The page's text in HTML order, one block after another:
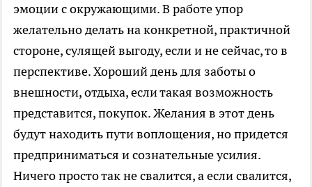
эмоции с окружающими. В работе упор
желательно делать на конкретной, практичной
стороне, сулящей выгоду, если и не сейчас, то в
перспективе. Хороший день для заботы о
внешности, отдыха, если такая возможность
представится, покупок. Желания в этот день
будут находить пути воплощения, но придется
предприниматься и сознательные усилия.
Ничего просто так не свалится, а если свалится,